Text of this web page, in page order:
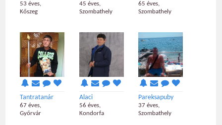
53 éves,
Kőszeg
45 éves,
Szombathely
65 éves,
Szombathely
Tantratanár
67 éves,
Győrvár
Alaci
56 éves,
Kondorfa
Pareksapuby
37 éves,
Szombathely